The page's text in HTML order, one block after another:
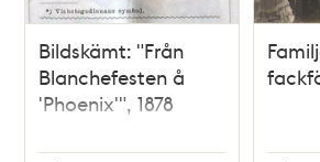
Bildskämt: "Från
Blanchefesten å
'Phoenix'", 1878